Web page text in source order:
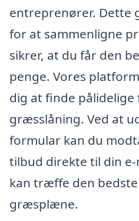
entreprenører. Dette
for at sammenligne
sikrer, at du får den
penge. Vores
dig at finde pålidelige
græsslåning. Ved at
formular kan du
tilbud direkte til din
kan træffe den
græsplæne.